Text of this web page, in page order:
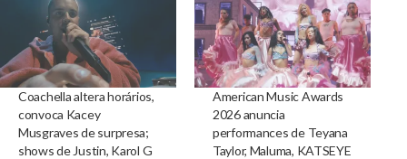
Coachella altera horários,
convoca Kacey
Musgraves de surpresa;
shows de Justin, Karol G
American Music Awards
2026 anuncia
performances de Teyana
Taylor, Maluma, KATSEYE